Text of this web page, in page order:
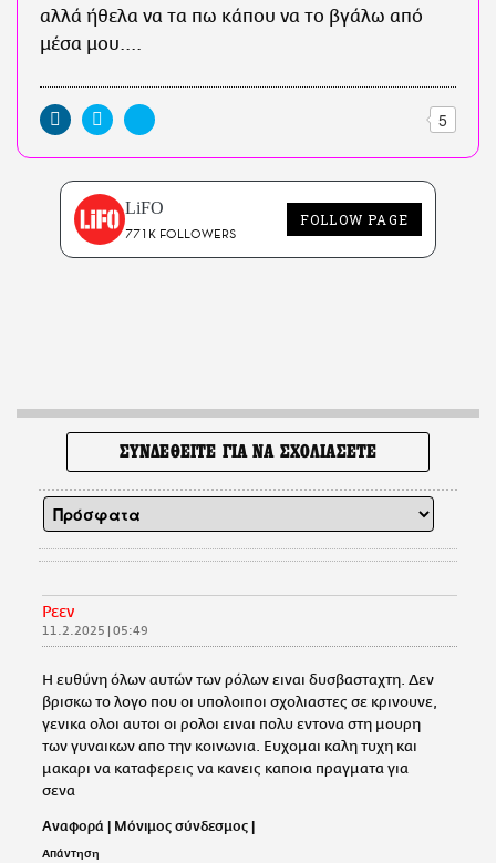
αλλά ήθελα να τα πω κάπου να το βγάλω από
μέσα μου....
5
LiFO
771K FOLLOWERS
FOLLOW PAGE
ΣΥΝΔΕΘΕΙΤΕ ΓΙΑ ΝΑ ΣΧΟΛΙΑΣΕΤΕ
Ρεεν
11.2.2025 | 05:49
Η ευθύνη όλων αυτών των ρόλων ειναι δυσβασταχτη. Δεν
βρισκω το λογο που οι υπολοιποι σχολιαστες σε κρινουνε,
γενικα ολοι αυτοι οι ρολοι ειναι πολυ εντονα στη μουρη
των γυναικων απο την κοινωνια. Ευχομαι καλη τυχη και
μακαρι να καταφερεις να κανεις καποια πραγματα για
σενα
Αναφορά Μόνιμος σύνδεσμος
Απάντηση